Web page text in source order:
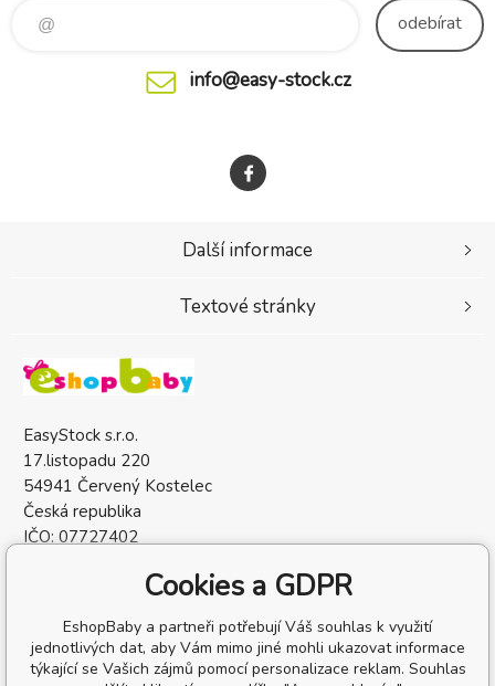
odebírat
info@easy-stock.cz
EasyStock s.r.o.
17.listopadu 220
54941 Červený Kostelec
Česká republika
IČO: 07727402
Další informace
Textové stránky
Cookies a GDPR
EshopBaby a partneři potřebují Váš souhlas k využití
jednotlivých dat, aby Vám mimo jiné mohli ukazovat informace
týkající se Vašich zájmů pomocí personalizace reklam. Souhlas